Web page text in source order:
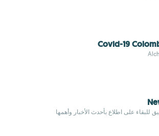
Covid-19
للبقاء على اطلاع بأحدث الأخبار وأهمها